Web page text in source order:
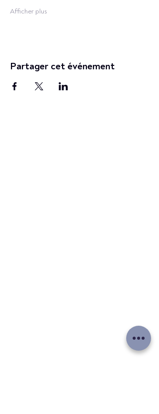
Afficher plus
Partager cet événement